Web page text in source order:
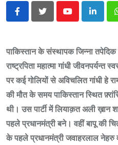
Shop
गांधी है तो भारत है
Youtube
पाकिस्तान के संस्थापक जिन्ना तपेदिक
राष्ट्रपिता महात्मा गांधी जीवनपर्यन्त
पर कई गोलियों से अविचलित गांधी हे
की मौत के समय पाकिस्तान स्थित
थी। उस पार्टी में लियाक़त अली ख़ान
पहले प्रधानमंत्री बने। वहीं बापू की
के पहले प्रधानमंत्री जवाहरलाल नेहरु